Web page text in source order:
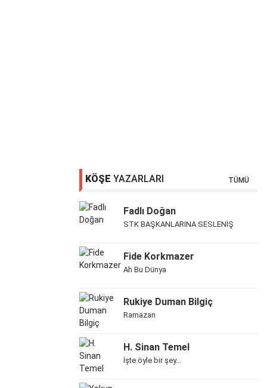
KÖŞE YAZARLARI TÜMÜ
Fadlı Doğan
STK BAŞKANLARINA SESLENİŞ
Fide Korkmazer
Ah Bu Dünya
Rukiye Duman Bilgiç
Ramazan
H. Sinan Temel
İşte öyle bir şey...